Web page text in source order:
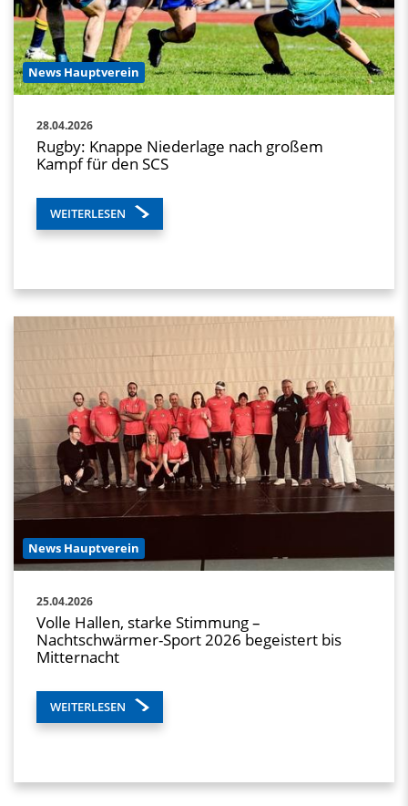
News Hauptverein
28.04.2026
Rugby: Knappe Niederlage nach großem
Kampf für den SCS
WEITERLESEN
News Hauptverein
25.04.2026
Volle Hallen, starke Stimmung –
Nachtschwärmer-Sport 2026 begeistert bis
Mitternacht
WEITERLESEN